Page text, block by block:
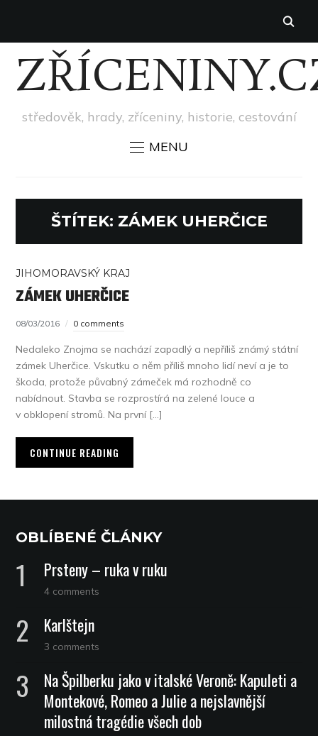
středověk, hrady, zříceniny, historie, cestování
MENU
ŠTÍTEK: ZÁMEK UHERČICE
JIHOMORAVSKÝ KRAJ
ZÁMEK UHERČICE
08/03/2016 0 comments
Nedaleko Znojma se nachází zapadlý a nepříliš známý státní
zámek Uherčice. Vskutku o něm příliš mnoho lidí neví a je to
škoda, protože půvabný zámeček má rozhodně co
nabídnout. Stavba se rozprostírá na zelené louce a
v obklopení stromů. Na první […]
CONTINUE READING
OBLÍBENÉ ČLÁNKY
Prsteny – ruka v ruku
4 comments
Karlštejn
3 comments
Na Špilberku jako v italské Veroně: Kapuleti a
Montekové, Romeo a Julie a nejslavnější
milostná tragédie všech dob